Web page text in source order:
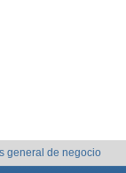
general de negocio